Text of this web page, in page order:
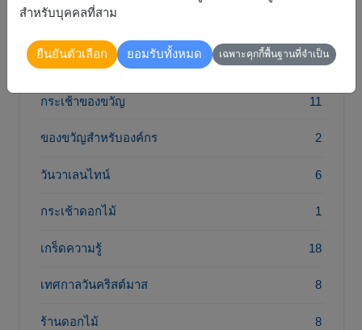
7
กระเช้าของขวัญ 11
ของขวัญสำหรับองค์กร 2
วันวาเลนไทน์ 6
กระเช้าดอกไม้ 1
เกร็ดความรู้ 18
เทศกาลวันคริสต์มาส 8
ร้านดอกไม้ 8
สำหรับบุคคลที่สาม
ยืนยันตัวเลือก ยอมรับทั้งหมด เฉพาะคุกกี้พื้นฐานที่จำเป็น